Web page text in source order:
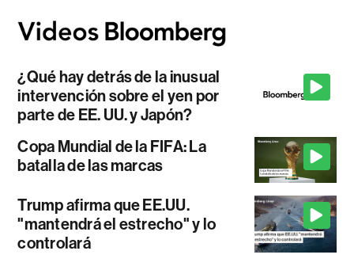
¿Qué hay detrás de la inusual
intervención sobre el yen por
parte de EE. UU. y Japón?
Copa Mundial de la FIFA: La
batalla de las marcas
Trump afirma que EE.UU.
"mantendrá el estrecho" y lo
controlará